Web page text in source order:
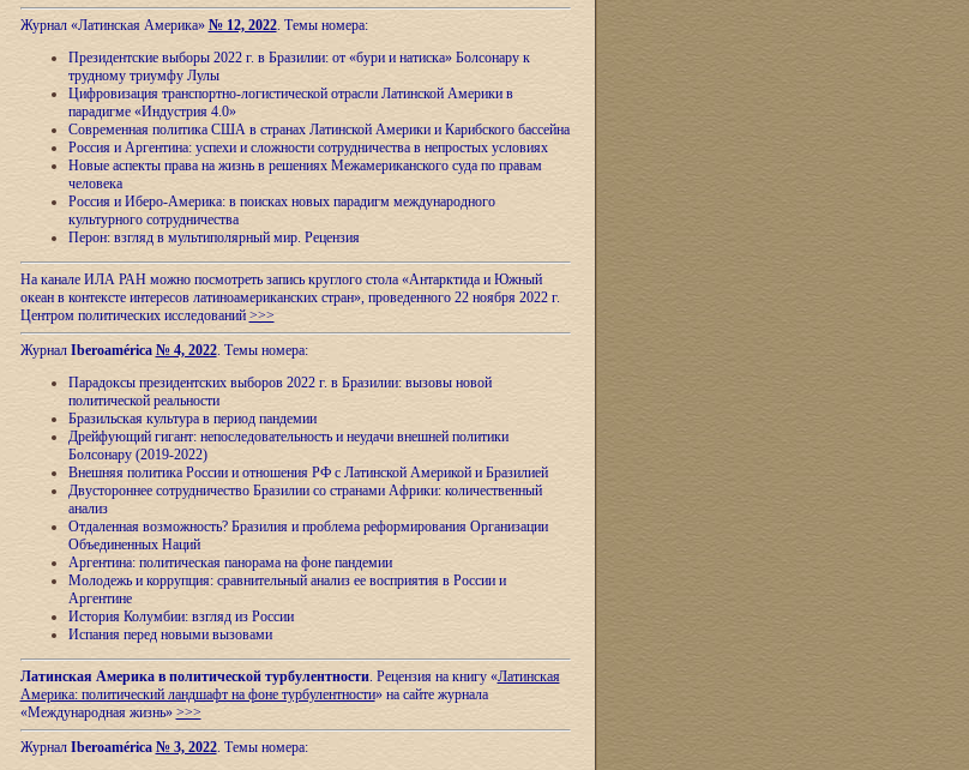
Журнал «Латинская Америка» № 12, 2022. Темы номера:
Президентские выборы 2022 г. в Бразилии: от «бури и натиска» Болсонару к
трудному триумфу Лулы
Цифровизация транспортно-логистической отрасли Латинской Америки в
парадигме «Индустрия 4.0»
Современная политика США в странах Латинской Америки и Карибского бассейна
Россия и Аргентина: успехи и сложности сотрудничества в непростых условиях
Новые аспекты права на жизнь в решениях Межамериканского суда по правам
человека
Россия и Иберо-Америка: в поисках новых парадигм международного
культурного сотрудничества
Перон: взгляд в мультиполярный мир. Рецензия
На канале ИЛА РАН можно посмотреть запись круглого стола «Антарктида и Южный
океан в контексте интересов латиноамериканских стран», проведенного 22 ноября 2022 г.
Центром политических исследований >>>
Журнал Iberoamérica № 4, 2022. Темы номера:
Парадоксы президентских выборов 2022 г. в Бразилии: вызовы новой
политической реальности
Бразильская культура в период пандемии
Дрейфующий гигант: непоследовательность и неудачи внешней политики
Болсонару (2019-2022)
Внешняя политика России и отношения РФ с Латинской Америкой и Бразилией
Двустороннее сотрудничество Бразилии со странами Африки: количественный
анализ
Отдаленная возможность? Бразилия и проблема реформирования Организации
Объединенных Наций
Аргентина: политическая панорама на фоне пандемии
Молодежь и коррупция: сравнительный анализ ee восприятия в России и
Аргентине
История Колумбии: взгляд из России
Испания перед новыми вызовами
Латинская Америка в политической турбулентности. Рецензия на книгу «Латинская
Америка: политический ландшафт на фоне турбулентности» на сайте журнала
«Международная жизнь» >>>
Журнал Iberoamérica № 3, 2022. Темы номера: